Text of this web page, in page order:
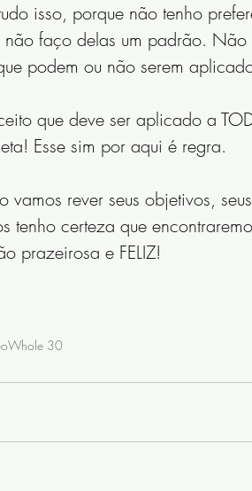
isso, porque não tenho
faço delas um padrão. Não
podem ou não serem
que deve ser aplicado a
Esse sim por aqui é regra.
vamos rever seus objetivos,
tenho certeza que
prazeirosa e FELIZ!
Whole 30